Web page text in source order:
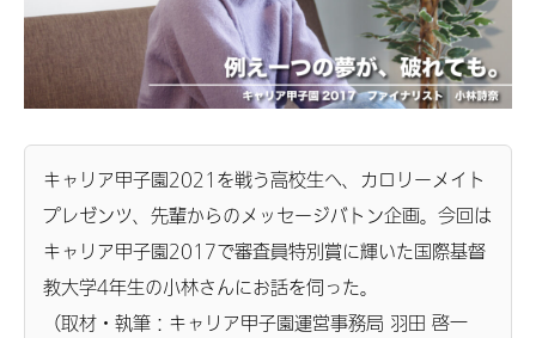
キャリア甲子園2021を戦う高校生へ、カロリーメイト
プレゼンツ、先輩からのメッセージバトン企画。今回は
キャリア甲子園2017で審査員特別賞に輝いた国際基督
教大学4年生の小林さんにお話を伺った。
（取材・執筆：キャリア甲子園運営事務局 羽田 啓一